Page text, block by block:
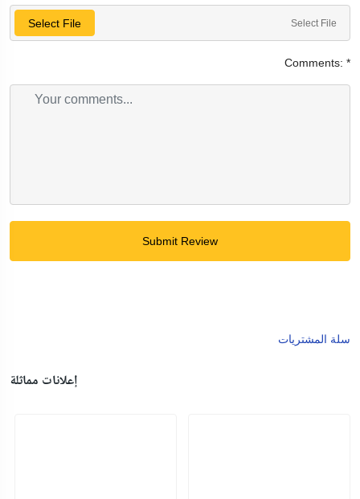
Select File Select File
Comments: *
Submit Review
سلة المشتريات
إعلانات مماثلة